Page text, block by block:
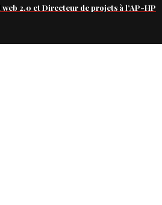
2.0 et Directeur de projets à l’AP-HP